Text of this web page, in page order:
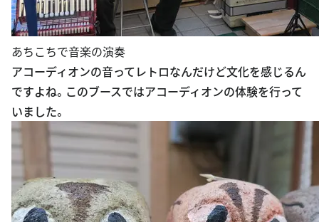
あちこちで音楽の演奏
アコーディオンの音ってレトロなんだけど文化を感じるん
ですよね。このブースではアコーディオンの体験を行って
いました。